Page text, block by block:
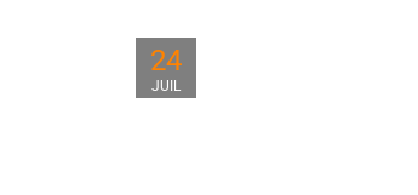
24
JUIL